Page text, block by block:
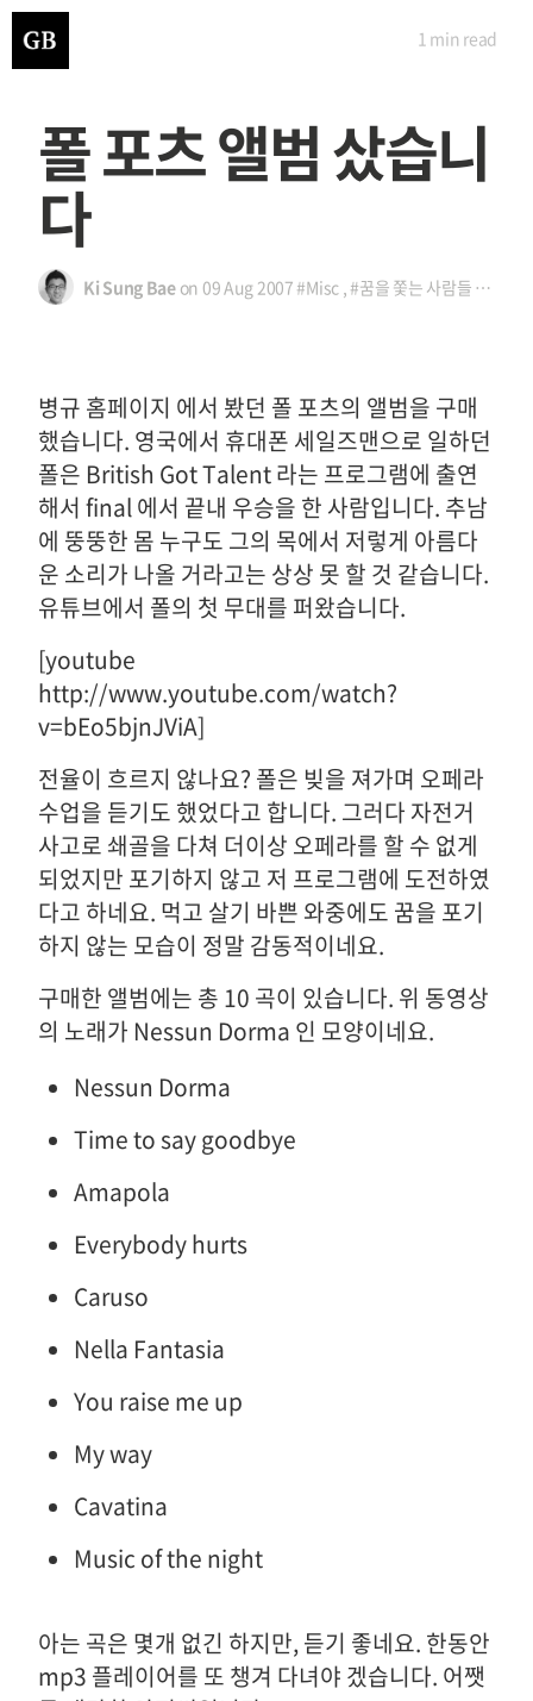
폴 포츠 앨범 샀습니
다
Ki Sung Baeon 09 Aug 2007#Misc ,#꿈을 쫓는 사람들 ,#폴 포
1 min read
병규 홈페이지 에서 봤던 폴 포츠의 앨범을 구매
했습니다. 영국에서 휴대폰 세일즈맨으로 일하던
폴은 British Got Talent 라는 프로그램에 출연
해서 final 에서 끝내 우승을 한 사람입니다. 추남
에 뚱뚱한 몸 누구도 그의 목에서 저렇게 아름다
운 소리가 나올 거라고는 상상 못 할 것 같습니다.
유튜브에서 폴의 첫 무대를 퍼왔습니다.
[youtube
http://www.youtube.com/watch?
v=bEo5bjnJViA]
전율이 흐르지 않나요? 폴은 빚을 져가며 오페라
수업을 듣기도 했었다고 합니다. 그러다 자전거
사고로 쇄골을 다쳐 더이상 오페라를 할 수 없게
되었지만 포기하지 않고 저 프로그램에 도전하였
다고 하네요. 먹고 살기 바쁜 와중에도 꿈을 포기
하지 않는 모습이 정말 감동적이네요.
구매한 앨범에는 총 10 곡이 있습니다. 위 동영상
의 노래가 Nessun Dorma 인 모양이네요.
Nessun Dorma
Time to say goodbye
Amapola
Everybody hurts
Caruso
Nella Fantasia
You raise me up
My way
Cavatina
Music of the night
아는 곡은 몇개 없긴 하지만, 듣기 좋네요. 한동안
mp3 플레이어를 또 챙겨 다녀야 겠습니다. 어쨋